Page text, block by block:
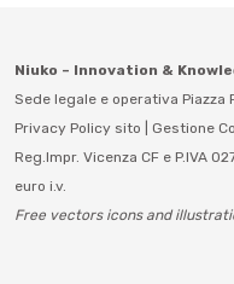
Niuko – Innovation &
Sede legale e operativa Piazza
Privacy Policy sito
Gestione
Reg.Impr. Vicenza CF e P.IVA
euro i.v.
Free vectors icons and